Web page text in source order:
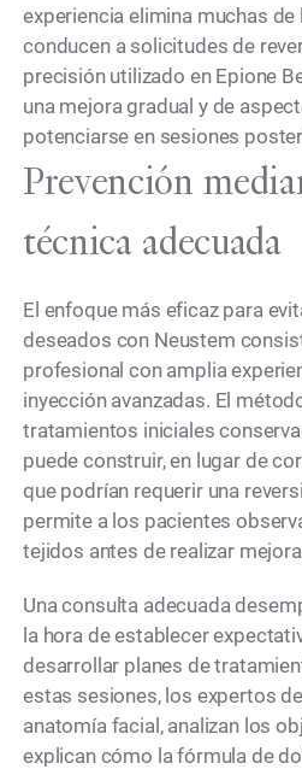
experiencia elimina muchas
conducen a solicitudes de
precisión utilizado en Epione
una mejora gradual y de
potenciarse en sesiones
Prevención
técnica adecuada
El enfoque más eficaz para
deseados con Neustem
profesional con amplia
inyección avanzadas. El
tratamientos iniciales
puede construir, en lugar de
que podrían requerir una
permite a los pacientes
tejidos antes de realizar
Una consulta adecuada
la hora de establecer
desarrollar planes de
estas sesiones, los expertos
anatomía facial, analizan los
explican cómo la fórmula de